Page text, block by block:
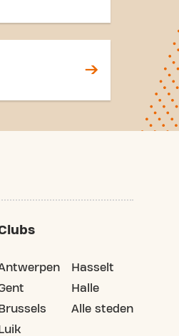
Brussels
Luik
Hasselt
Halle
Alle steden